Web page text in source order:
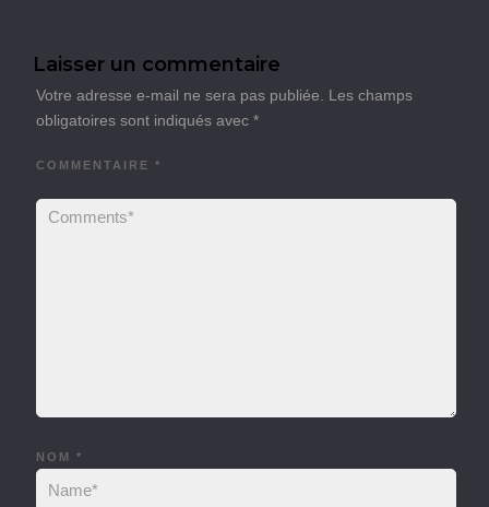
Laisser un commentaire
Votre adresse e-mail ne sera pas publiée.
Les champs
obligatoires sont indiqués avec *
COMMENTAIRE *
NOM *